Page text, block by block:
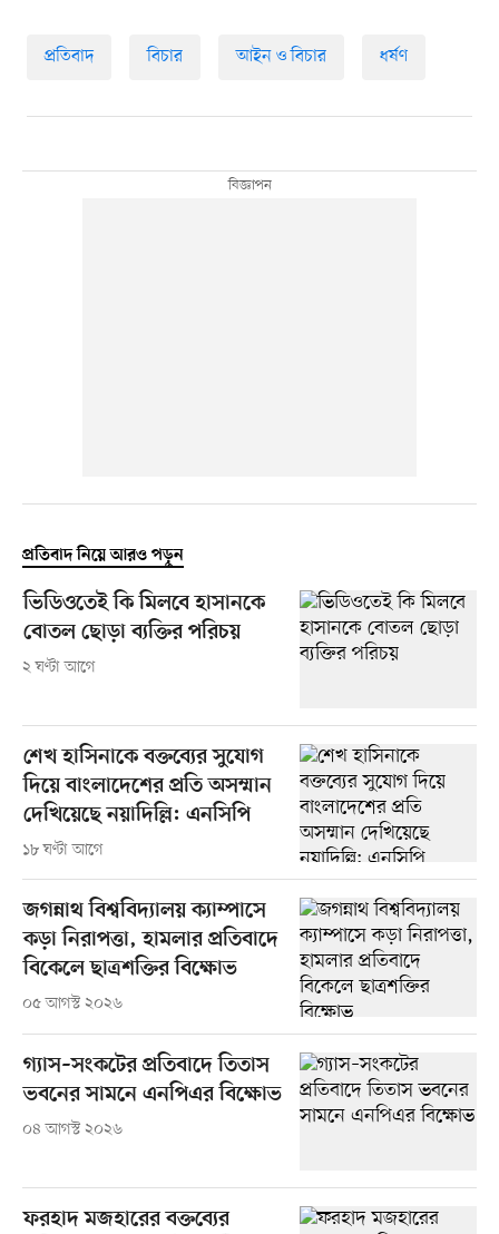
প্রতিবাদ বিচার আইন ও বিচার ধর্ষণ
প্রতিবাদ নিয়ে আরও পড়ুন
ভিডিওতেই কি মিলবে হাসানকে
বোতল ছোড়া ব্যক্তির পরিচয়
২ ঘণ্টা আগে
শেখ হাসিনাকে বক্তব্যের সুযোগ
দিয়ে বাংলাদেশের প্রতি অসম্মান
দেখিয়েছে নয়াদিল্লি: এনসিপি
১৮ ঘণ্টা আগে
জগন্নাথ বিশ্ববিদ্যালয় ক্যাম্পাসে
কড়া নিরাপত্তা, হামলার প্রতিবাদে
বিকেলে ছাত্রশক্তির বিক্ষোভ
০৫ আগস্ট ২০২৬
গ্যাস–সংকটের প্রতিবাদে তিতাস
ভবনের সামনে এনপিএর বিক্ষোভ
০৪ আগস্ট ২০২৬
ফরহাদ মজহারের বক্তব্যের